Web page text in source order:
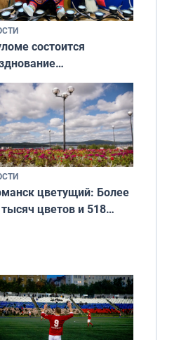
состоится
дня
народов мира
цветущий: Более
цветов и 518